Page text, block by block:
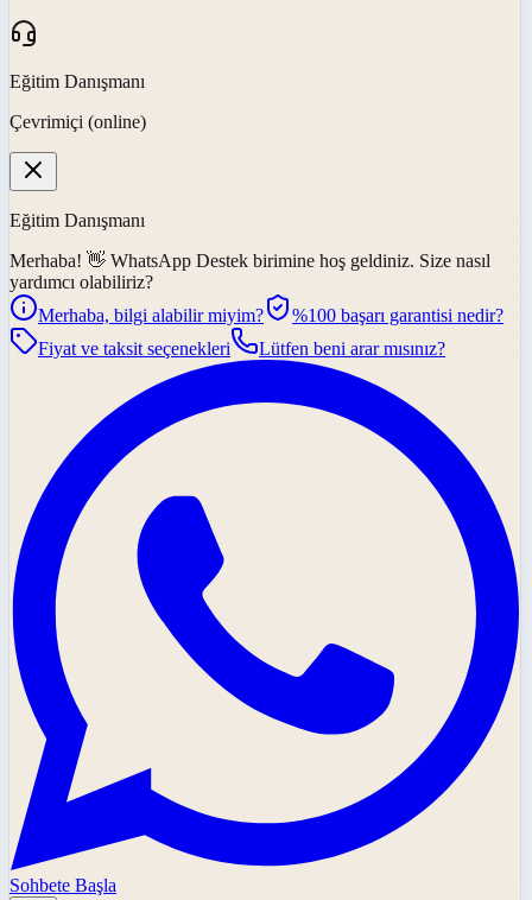
Eğitim Danışmanı
Çevrimiçi (online)
Eğitim Danışmanı
Merhaba! 👋 WhatsApp Destek birimine hoş geldiniz. Size nasıl
yardımcı olabiliriz?
Merhaba, bilgi alabilir miyim?
%100 başarı garantisi nedir?
Fiyat ve taksit seçenekleri
Lütfen beni arar mısınız?
Sohbete Başla